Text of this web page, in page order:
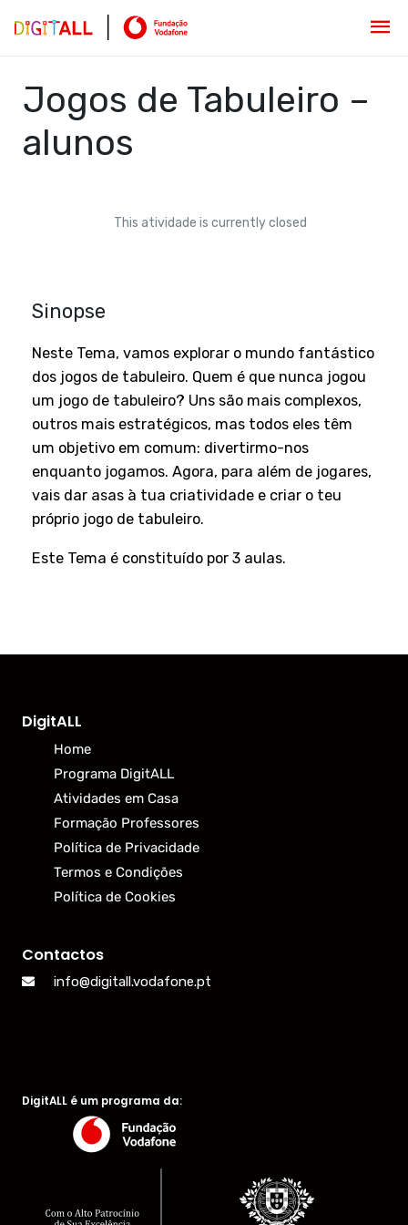
Jogos de Tabuleiro –
alunos
This atividade is currently closed
Sinopse
Neste Tema, vamos explorar o mundo fantástico
dos jogos de tabuleiro. Quem é que nunca jogou
um jogo de tabuleiro? Uns são mais complexos,
outros mais estratégicos, mas todos eles têm
um objetivo em comum: divertirmo-nos
enquanto jogamos. Agora, para além de jogares,
vais dar asas à tua criatividade e criar o teu
próprio jogo de tabuleiro.
Este Tema é constituído por 3 aulas.
DigitALL
Home
Programa DigitALL
Atividades em Casa
Formação Professores
Política de Privacidade
Termos e Condições
Política de Cookies
Contactos
info@digitall.vodafone.pt
DigitALL é um programa da: